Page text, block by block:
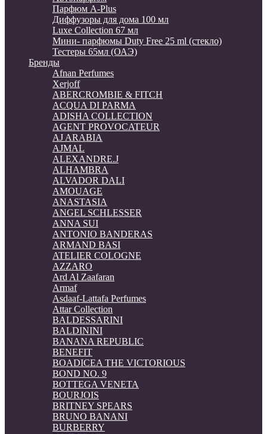
Парфюм A-Plus
Диффузоры для дома 100 мл
Luxe Collection 67 мл
Мини- парфюмы Duty Free 25 ml (стекло)
Тестеры 65мл (ОАЭ)
Бренды
Afnan Perfumes
Xerjoff
ABERCROMBIE & FITCH
ACQUA DI PARMA
ADISHA COLLECTION
AGENT PROVOCATEUR
AJ ARABIA
AJMAL
ALEXANDRE.J
ALHAMBRA
ALVADOR DALI
AMOUAGE
ANASTASIA
ANGEL SCHLESSER
ANNA SUI
ANTONIO BANDERAS
ARMAND BASI
ATELIER COLOGNE
AZZARO
Ard Al Zaafaran
Armaf
Asdaaf-Lattafa Perfumes
Attar Collection
BALDESSARINI
BALDININI
BANANA REPUBLIC
BENEFIT
BOADICEA THE VICTORIOUS
BOND NO. 9
BOTTEGA VENETA
BOURJOIS
BRITNEY SPEARS
BRUNO BANANI
BURBERRY